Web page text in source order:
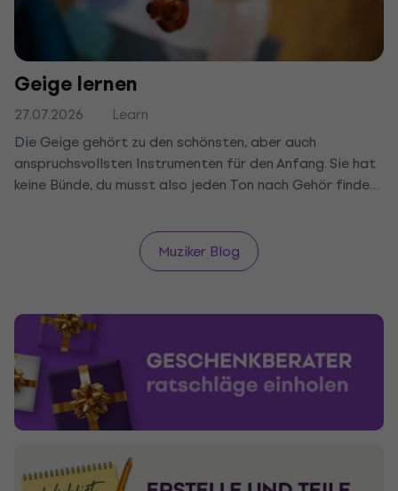
Geige lernen
27.07.2026
Learn
Die Geige gehört zu den schönsten, aber auch
anspruchsvollsten Instrumenten für den Anfang. Sie hat
keine Bünde, du musst also jeden Ton nach Gehör finden,
sagen dir, was du brauchst, wie du mit der Haltung von
Geige und Bogen beginnst und wie lange es bis zur
ersten Melodie dauert.
Muziker Blog